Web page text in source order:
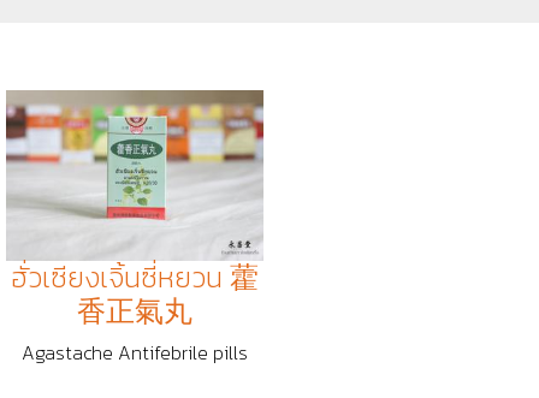
ฮั่วเซียงเจิ้นซี่หยวน 藿
香正氣丸
Agastache Antifebrile pills